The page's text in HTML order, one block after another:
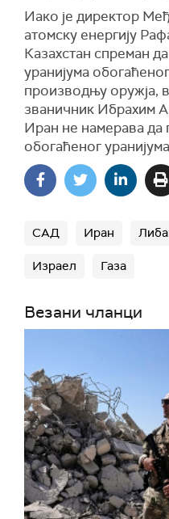
Иако је директор
атомску енергију
Казахстан спреман
уранијума
производњу оружја,
званичник Ибрахим
Иран не намерава да
обогаћеног
САД Иран
Израел Газа
Везани чланци